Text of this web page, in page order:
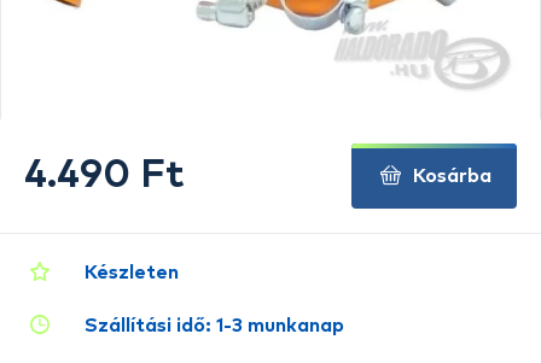
Készleten
Szállítási idő: 1-3 munkanap
4.490 Ft Kosárba